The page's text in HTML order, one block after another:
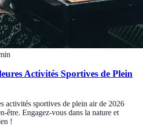
Activités Sportives de Plein
activités sportives de plein air de 2026
être. Engagez-vous dans la nature et
!